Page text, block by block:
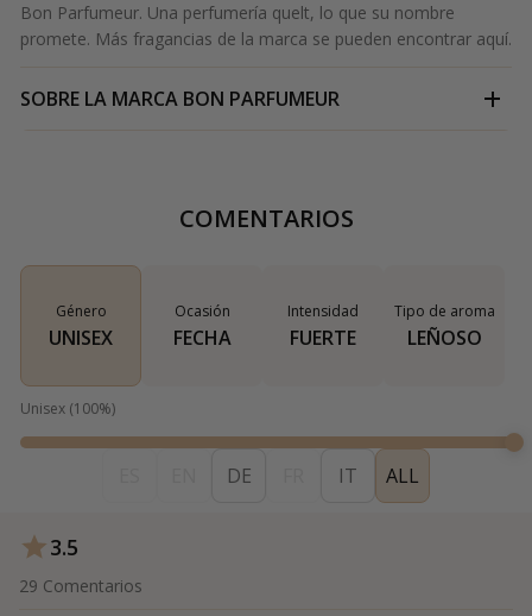
Bon Parfumeur. Una perfumería quelt, lo que su nombre
promete. Más fragancias de la marca se pueden encontrar aquí.
SOBRE LA MARCA BON PARFUMEUR
COMENTARIOS
Género
UNISEX
Ocasión
FECHA
Intensidad
FUERTE
Tipo de aroma
LEÑOSO
Unisex (100%)
DE IT ALL
3.5
29 Comentarios